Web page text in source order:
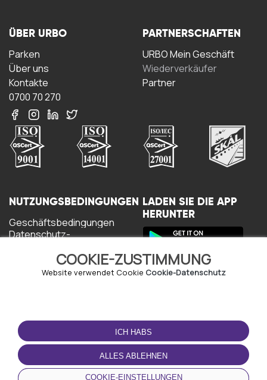
COOKIE-ZUSTIMMUNG
Website verwendet Cookie Cookie-Datenschutz
ICH HABS
ALLES ABLEHNEN
COOKIE-EINSTELLUNGEN
ÜBER URBO
Parken
Über uns
Kontakte
0700 70 270
PARTNERSCHAFTEN
URBO Mein Geschäft
Wiederverkäufer
Partner
NUTZUNGSBEDINGUNGEN
Geschäftsbedingungen
Datenschutz-
Cookie-Richtlinie
Nutzungsbedingungen
LADEN SIE DIE APP
HERUNTER
© Copyright - URBO 2026